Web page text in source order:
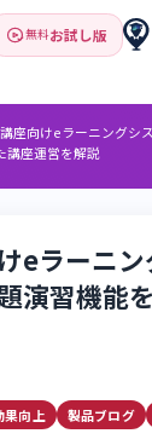
無料お試し版
格講座向けeラーニ
eラーニ
題演習機